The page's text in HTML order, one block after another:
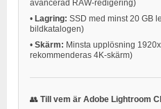
avancerad RAW-redigering)
• Lagring: SSD med minst 20 GB
bildkatalogen)
• Skärm: Minsta upplösning
rekommenderas 4K-skärm)
👥 Till vem är Adobe Lightroom